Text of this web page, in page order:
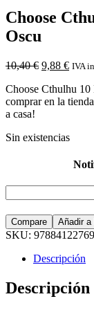
Choose
Oscu
10,40€ 9,88 € IVA
Choose Cthulhu 10
comprar en la
a casa!
Sin existencias
Compare Añadir a
SKU:
Descripción
Descripción